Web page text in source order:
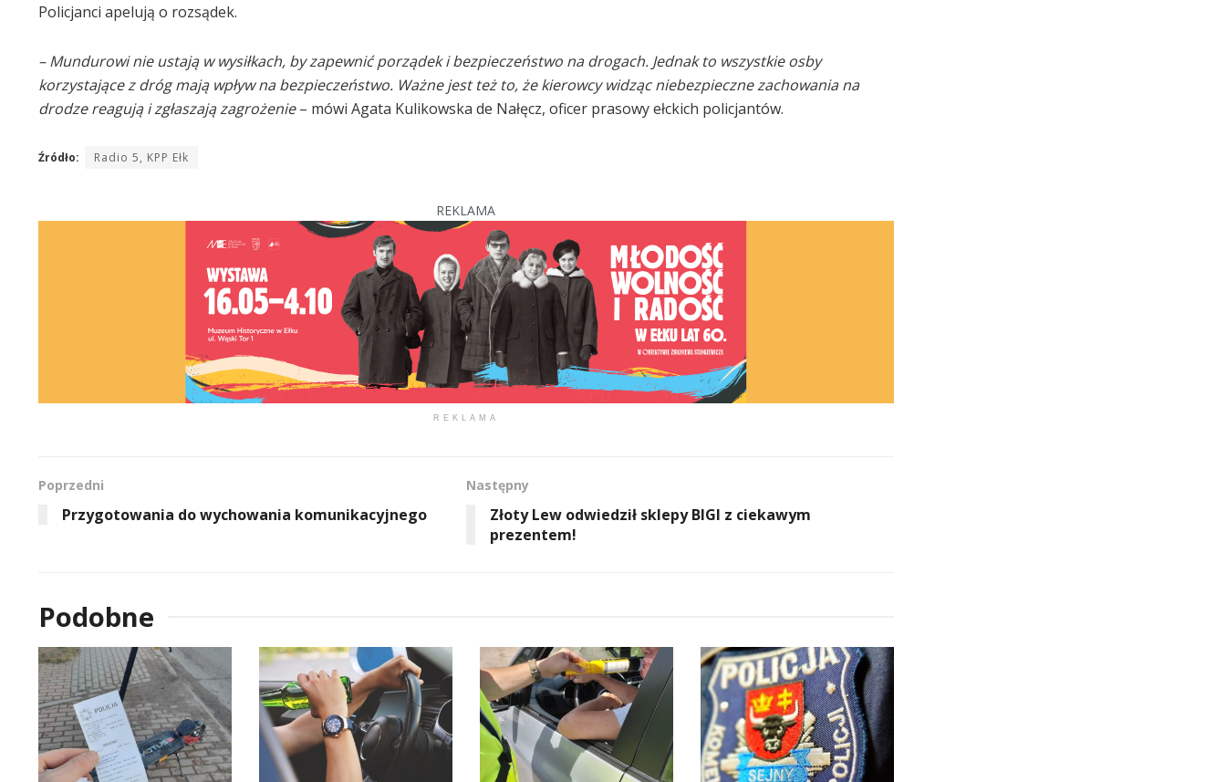
Policjanci apelują o rozsądek.
– Mundurowi nie ustają w wysiłkach, by zapewnić porządek i bezpieczeństwo na drogach. Jednak to wszystkie osby
korzystające z dróg mają wpływ na bezpieczeństwo. Ważne jest też to, że kierowcy widząc niebezpieczne zachowania na
drodze reagują i zgłaszają zagrożenie– mówi Agata Kulikowska de Nałęcz, oficer prasowy ełckich policjantów.
Źródło: Radio 5, KPP Ełk
REKLAMA
REKLAMA
Poprzedni
Przygotowania do wychowania komunikacyjnego
Następny
Złoty Lew odwiedził sklepy BIGI z ciekawym
prezentem!
Podobne